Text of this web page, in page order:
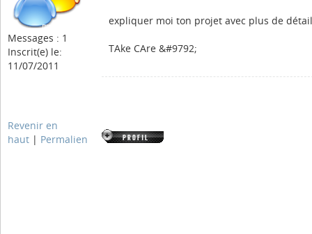
Messages : 1
Inscrit(e) le:
11/07/2011
expliquer moi ton projet avec plus de
TAke CAre &#9792;
Revenir en
haut | Permalien